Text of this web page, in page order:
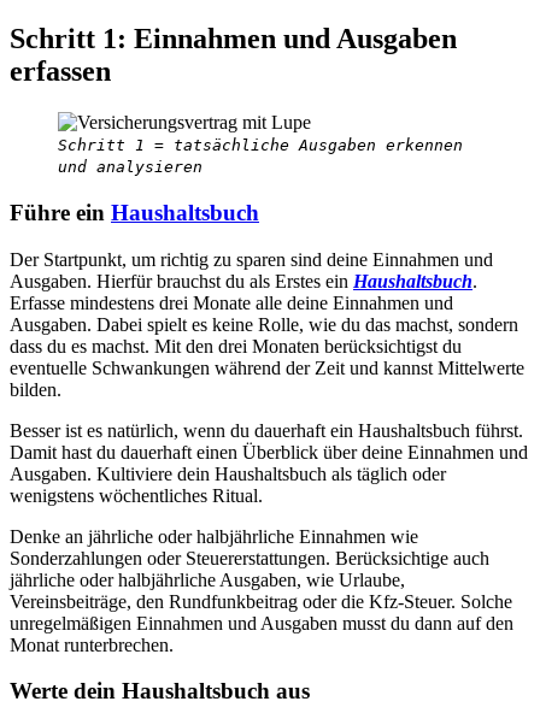
Schritt 1: Einnahmen und Ausgaben
erfassen
Schritt 1 = tatsächliche Ausgaben erkennen
und analysieren
Führe ein Haushaltsbuch
Der Startpunkt, um richtig zu sparen sind deine Einnahmen und
Ausgaben. Hierfür brauchst du als Erstes ein Haushaltsbuch.
Erfasse mindestens drei Monate alle deine Einnahmen und
Ausgaben. Dabei spielt es keine Rolle, wie du das machst, sondern
dass du es machst. Mit den drei Monaten berücksichtigst du
eventuelle Schwankungen während der Zeit und kannst Mittelwerte
bilden.
Besser ist es natürlich, wenn du dauerhaft ein Haushaltsbuch führst.
Damit hast du dauerhaft einen Überblick über deine Einnahmen und
Ausgaben. Kultiviere dein Haushaltsbuch als täglich oder
wenigstens wöchentliches Ritual.
Denke an jährliche oder halbjährliche Einnahmen wie
Sonderzahlungen oder Steuererstattungen. Berücksichtige auch
jährliche oder halbjährliche Ausgaben, wie Urlaube,
Vereinsbeiträge, den Rundfunkbeitrag oder die Kfz-Steuer. Solche
unregelmäßigen Einnahmen und Ausgaben musst du dann auf den
Monat runterbrechen.
Werte dein Haushaltsbuch aus